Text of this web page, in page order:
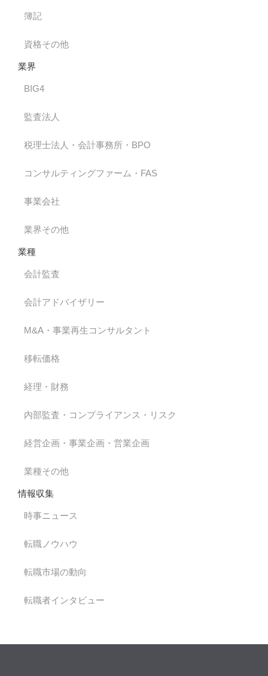
簿記
資格その他
業界
BIG4
監査法人
税理士法人・会計事務所・BPO
コンサルティングファーム・FAS
事業会社
業界その他
業種
会計監査
会計アドバイザリー
M&A・事業再生コンサルタント
移転価格
経理・財務
内部監査・コンプライアンス・リスク
経営企画・事業企画・営業企画
業種その他
情報収集
時事ニュース
転職ノウハウ
転職市場の動向
転職者インタビュー